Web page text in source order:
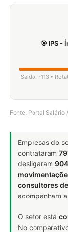
🎯 IPS -
Saldo: -113 •
Fonte: Portal Salário
Empresas do
contrataram
desligaram 904
consultores
acompanham a
O setor está
No